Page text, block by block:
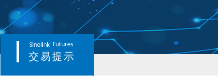
Sinolink Futures
交易提示